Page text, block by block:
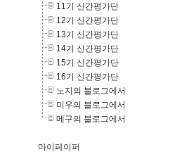
11기 신간평가단
12기 신간평가단
13기 신간평가단
14기 신간평가단
15기 신간평가단
16기 신간평가단
노지의 블로그에서
미우의 블로그에서
메구의 블로그에서
마이페이퍼